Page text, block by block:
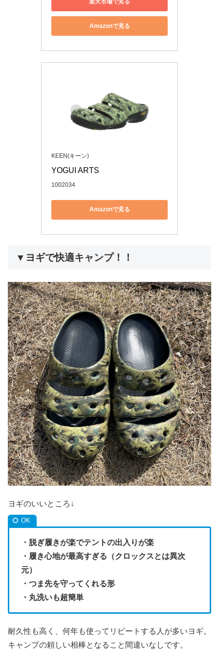
楽天市場で見る
Amazonで見る
KEEN(キーン)
YOGUI ARTS
1002034
Amazonで見る
▼ヨギで快適キャンプ！！
ヨギのいいところ↓
・脱ぎ履きが楽でテントの出入りが楽
・履き心地が最高すぎる（クロックスとは異次
元）
・つま先を守ってくれる形
・丸洗いも超簡単
耐久性も高く、何年も使ってリピートする人が多いヨギ。
キャンプの頼しい相棒となること間違いなしです。